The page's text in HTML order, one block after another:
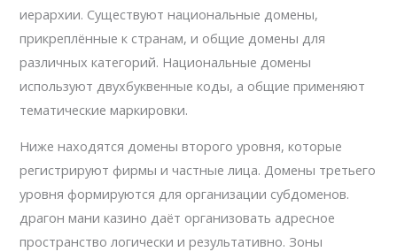
иерархии. Существуют национальные домены,
прикреплённые к странам, и общие домены для
различных категорий. Национальные домены
используют двухбуквенные коды, а общие применяют
тематические маркировки.
Ниже находятся домены второго уровня, которые
регистрируют фирмы и частные лица. Домены третьего
уровня формируются для организации субдоменов.
драгон мани казино даёт организовать адресное
пространство логически и результативно. Зоны